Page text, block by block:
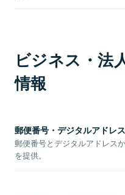
ビジネス・法
情報
郵便番号・デジタルアドレ
郵便番号とデジタルアドレス
を提供。